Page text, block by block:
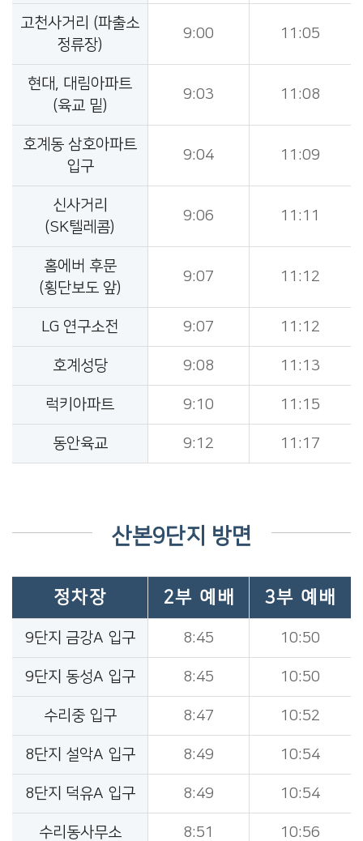
고천사거리 (파출소
정류장)
9:00 11:05
현대, 대림아파트
(육교 밑)
9:03 11:08
호계동 삼호아파트
입구
9:04 11:09
신사거리
(SK텔레콤)
9:06 11:11
홈에버 후문
(횡단보도 앞)
9:07 11:12
LG 연구소전 9:07 11:12
호계성당 9:08 11:13
럭키아파트 9:10 11:15
동안육교 9:12 11:17
산본9단지 방면
정차장 2부 예배 3부 예배
9단지 금강A 입구 8:45 10:50
9단지 동성A 입구 8:45 10:50
수리중 입구 8:47 10:52
8단지 설악A 입구 8:49 10:54
8단지 덕유A 입구 8:49 10:54
수리동사무소 8:51 10:56